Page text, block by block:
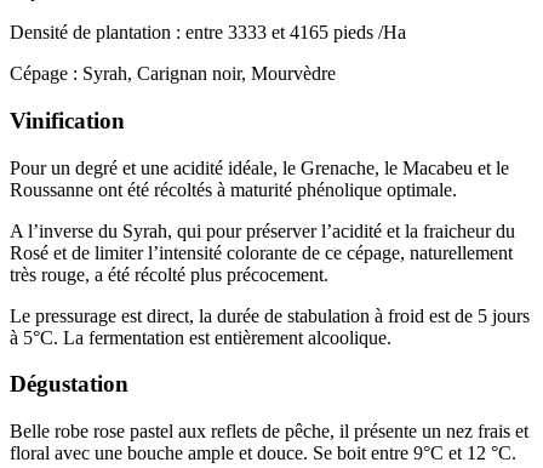
Densité de plantation : entre 3333 et 4165 pieds /Ha
Cépage : Syrah, Carignan noir, Mourvèdre
Vinification
Pour un degré et une acidité idéale, le Grenache, le Macabeu et le
Roussanne ont été récoltés à maturité phénolique optimale.
A l’inverse du Syrah, qui pour préserver l’acidité et la fraicheur du
Rosé et de limiter l’intensité colorante de ce cépage, naturellement
très rouge, a été récolté plus précocement.
Le pressurage est direct, la durée de stabulation à froid est de 5 jours
à 5°C. La fermentation est entièrement alcoolique.
Dégustation
Belle robe rose pastel aux reflets de pêche, il présente un nez frais et
floral avec une bouche ample et douce. Se boit entre 9°C et 12 °C.